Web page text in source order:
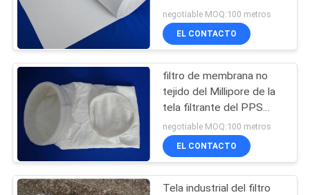
Tela filtrante tejida
Tela filtrante de
nylon
13
del polvo de la tela
filtrante del micrón
negotiable MOQ:100 metros
EL CONTACTO
filtro de membrana no
tejido del Millipore de la
tela filtrante del PPS
P84 PTFE de la tela
negotiable MOQ:100 metros
EL CONTACTO
Tela industrial del filtro